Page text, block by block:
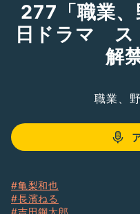
277「職業
日ドラマ ス
解
職業、
#亀梨和也
#長濱ねる
#吉田鋼太郎